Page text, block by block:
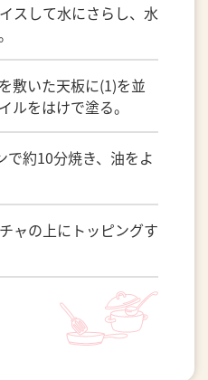
スして水にさらし、水
敷いた天板に(1)を並
ルをはけで塗る。
約10分焼き、油をよ
ャの上にトッピングす